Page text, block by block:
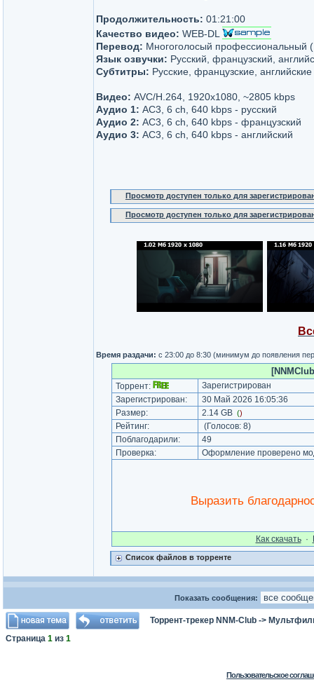
Продолжительность: 01:21:00
Качество видео: WEB-DL
Перевод: Многоголосый профессиональный
Язык озвучки: Русский, французский,
Субтитры: Русские, французские, английские
Видео: AVC/H.264, 1920x1080, ~2805 kbps
Аудио 1: AC3, 6 ch, 640 kbps - русский
Аудио 2: AC3, 6 ch, 640 kbps - французский
Аудио 3: AC3, 6 ch, 640 kbps - английский
Просмотр доступен только для
Просмотр доступен только для
Время раздачи: с 23:00 до 8:30 (минимум до появления
Торрент:
Зарегистрирован
Зарегистрирован:
30 Май 2026 16:05:36
Размер:
2.14 GB ()
Рейтинг: (Голосов: 8)
Поблагодарили:
49
Проверка:
Оформление проверено
Выразить
Как cкачать·
Список файлов в торренте
Показать сообщения:
Торрент-трекер NNM-Club ->
Страница 1 из 1
Пользовательское